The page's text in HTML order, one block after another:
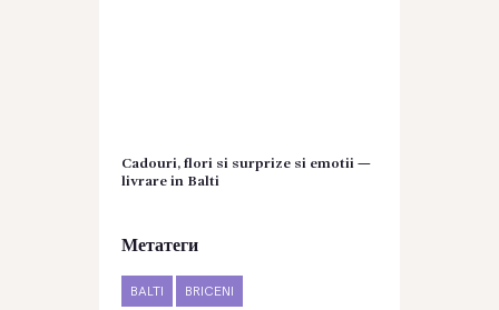
Cadouri, flori si surprize si emotii —
livrare in Balti
Метатеги
BALTI BRICENI